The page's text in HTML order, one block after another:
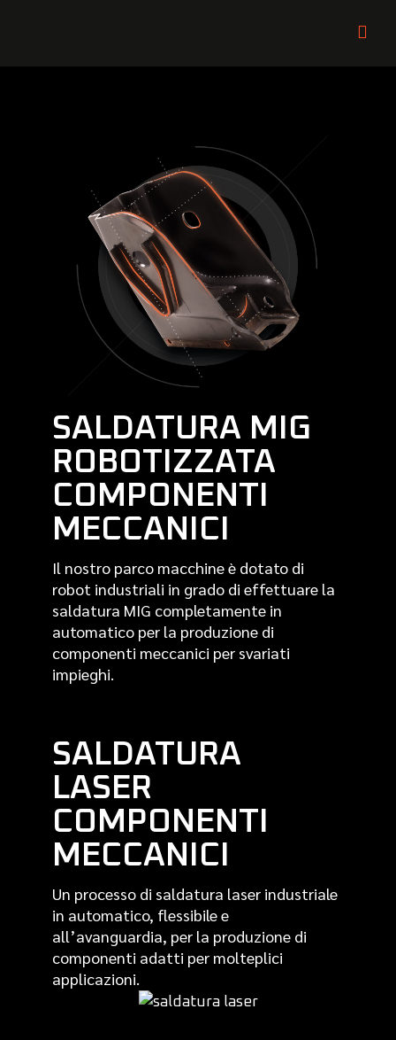
SALDATURA MIG
ROBOTIZZATA
COMPONENTI
MECCANICI
Il nostro parco macchine è dotato di
robot industriali in grado di effettuare la
saldatura MIG completamente in
automatico per la produzione di
componenti meccanici per svariati
impieghi.
SALDATURA
LASER
COMPONENTI
MECCANICI
Un processo di saldatura laser industriale
in automatico, flessibile e
all’avanguardia, per la produzione di
componenti adatti per molteplici
applicazioni.